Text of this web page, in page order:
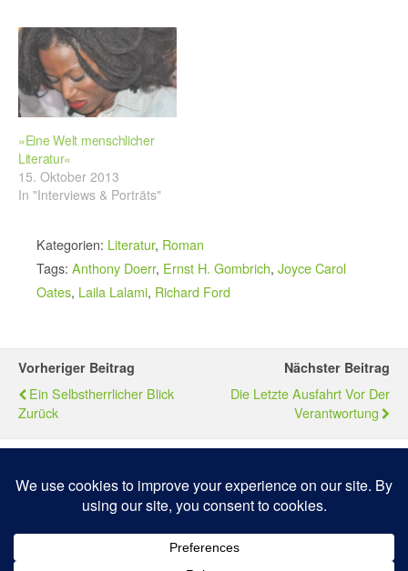
»Eine Welt menschlicher
Literatur«
15. Oktober 2013
In "Interviews & Porträts"
Kategorien: Literatur, Roman
Tags: Anthony Doerr, Ernst H. Gombrich, Joyce Carol
Oates, Laila Lalami, Richard Ford
Vorheriger Beitrag
Ein Selbstherrlicher Blick
Zurück
Nächster Beitrag
Die Letzte Ausfahrt Vor Der
Verantwortung
Zum Seitenanfang
Mobil Desktop